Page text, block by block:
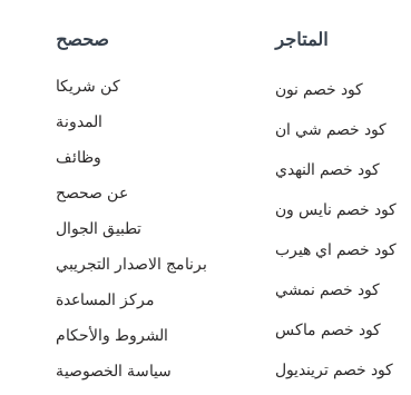
صحصح
كن شريكا
المدونة
وظائف
عن صحصح
تطبيق الجوال
برنامج الاصدار التجريبي
مركز المساعدة
الشروط والأحكام
سياسة الخصوصية
المتاجر
كود خصم نون
كود خصم شي ان
كود خصم النهدي
كود خصم نايس ون
كود خصم اي هيرب
كود خصم نمشي
كود خصم ماكس
كود خصم ترينديول